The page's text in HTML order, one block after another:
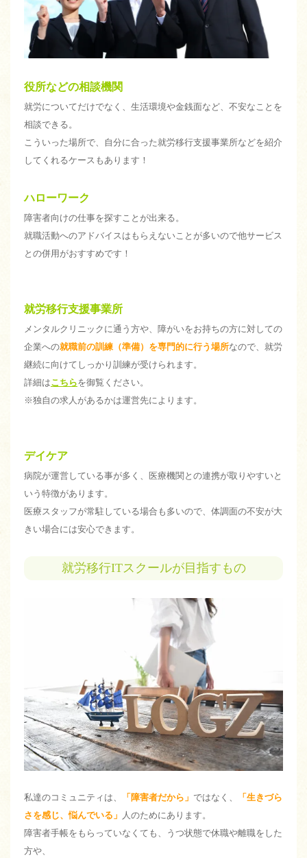
役所などの相談機関
就労についてだけでなく、生活環境や金銭面など、不安なことを
相談できる。
こういった場所で、自分に合った就労移行支援事業所などを紹介
してくれるケースもあります！
ハローワーク
障害者向けの仕事を探すことが出来る。
就職活動へのアドバイスはもらえないことが多いので他サービス
との併用がおすすめです！
就労移行支援事業所
メンタルクリニックに通う方や、障がいをお持ちの方に対しての
企業への就職前の訓練（準備）を専門的に行う場所なので、就労
継続に向けてしっかり訓練が受けられます。
詳細はこちらを御覧ください。
※独自の求人があるかは運営先によります。
デイケア
病院が運営している事が多く、医療機関との連携が取りやすいと
いう特徴があります。
医療スタッフが常駐している場合も多いので、体調面の不安が大
きい場合には安心できます。
就労移行ITスクールが目指すもの
私達のコミュニティは、 「障害者だから」 ではなく、
「生きづら
さを感じ、悩んでいる」
人のためにあります。
障害者手帳をもらっていなくても、うつ状態で休職や離職をした
方や、